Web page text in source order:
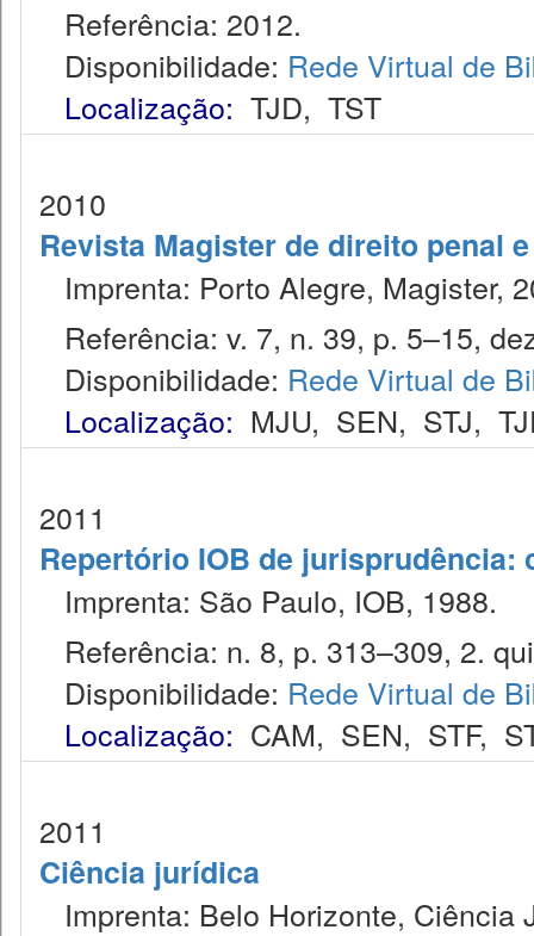
Referência: 2012.
Disponibilidade: Rede Virtual de
Localização: TJD, TST
2010
Revista Magister de direito penal
Imprenta: Porto Alegre, Magister,
Referência: v. 7, n. 39, p. 5–15,
Disponibilidade: Rede Virtual de
Localização: MJU, SEN, STJ,
2011
Repertório IOB de
Imprenta: São Paulo, IOB, 1988.
Referência: n. 8, p. 313–309, 2.
Disponibilidade: Rede Virtual de
Localização: CAM, SEN, STF,
2011
Ciência jurídica
Imprenta: Belo Horizonte, Ciência